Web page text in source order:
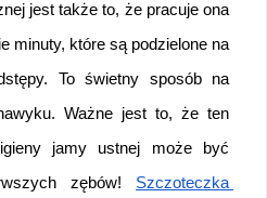
jest także to, że pracuje ona
minuty, które są podzielone na
To świetny sposób na
Ważne jest to, że ten
jamy ustnej może być
zębów! Szczoteczka